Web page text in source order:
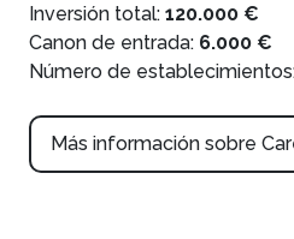
Inversión total: 120.000 €
Canon de entrada: 6.000 €
Número de
Más información sobre